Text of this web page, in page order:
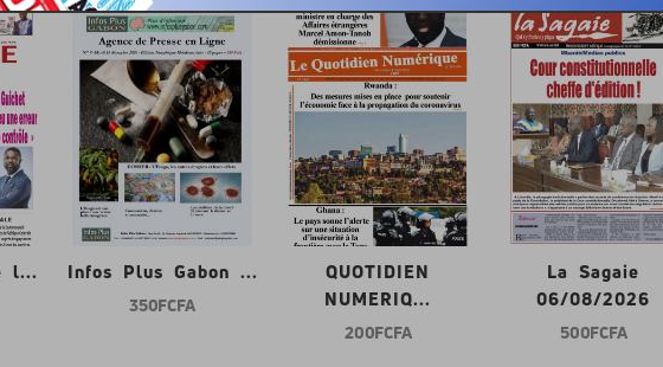
l... Infos Plus Gabon ...
350 FCFA
QUOTIDIEN
NUMERIQ...
200 FCFA
La Sagaie
06/08/2026
500 FCFA